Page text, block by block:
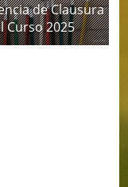
de Clausura
Curso 2025